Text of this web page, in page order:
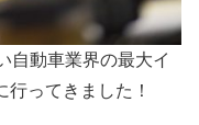
自動車業界の最大イ
行ってきました！